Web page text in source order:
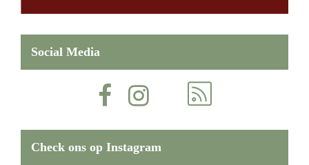
Social Media
Check ons op Instagram